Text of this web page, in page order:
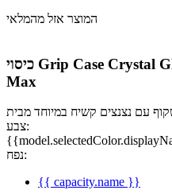
המוצר אזל מהמלאי
כיסוי Grip Case Crystal Glitter ל- iPhone 17 Pro
Max
צבע:
נפח:
{{ capacity.name }}